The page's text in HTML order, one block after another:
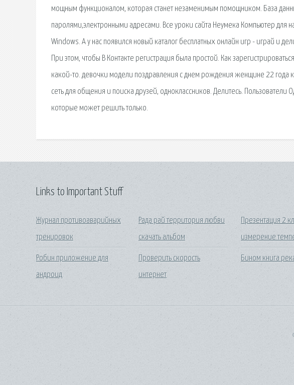
мощным функционалом, которая станет незаменимым помощником. База
паролями,электронными адресами. Все уроки сайта Неумека Компьютер для
Windows. А у нас появился новый каталог бесплатных онлайн игр - играй и
При этом, чтобы В Контакте регистрация была простой. Как
какой-то. девочки модели поздравления с днем рождения женщине 22 года
сеть для общения и поиска друзей, одноклассников. Делитесь. Пользователи
которые может решить только.
Links to Important Stuff
Журнал противоаварийных
тренировок
Робин приложение для
андроид
Рада рай территория любви
скачать альбом
Проверить скорость
интернет
Презентация 2
измерение
Бином книга